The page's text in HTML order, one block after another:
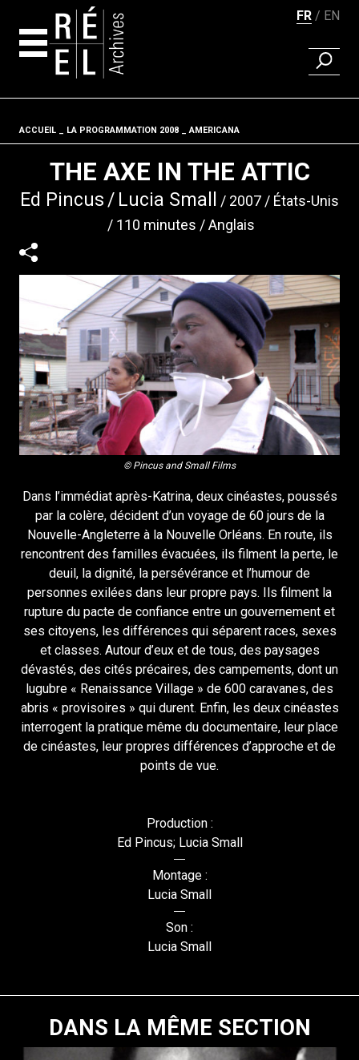
FR EN
Fil d'ariane
ACCUEIL LA PROGRAMMATION 2008 AMERICANA
THE AXE IN THE ATTIC
Ed Pincus Lucia Small 2007
États-Unis
110 minutes
Anglais
© Pincus and Small Films
Dans l’immédiat après-Katrina, deux cinéastes, poussés
par la colère, décident d’un voyage de 60 jours de la
Nouvelle-Angleterre à la Nouvelle Orléans. En route, ils
rencontrent des familles évacuées, ils filment la perte, le
deuil, la dignité, la persévérance et l’humour de
personnes exilées dans leur propre pays. Ils filment la
rupture du pacte de confiance entre un gouvernement et
ses citoyens, les différences qui séparent races, sexes
et classes. Autour d’eux et de tous, des paysages
dévastés, des cités précaires, des campements, dont un
lugubre « Renaissance Village » de 600 caravanes, des
abris « provisoires » qui durent. Enfin, les deux cinéastes
interrogent la pratique même du documentaire, leur place
de cinéastes, leur propres différences d’approche et de
points de vue.
Production :
Ed Pincus; Lucia Small
Montage :
Lucia Small
Son :
Lucia Small
DANS LA MÊME SECTION